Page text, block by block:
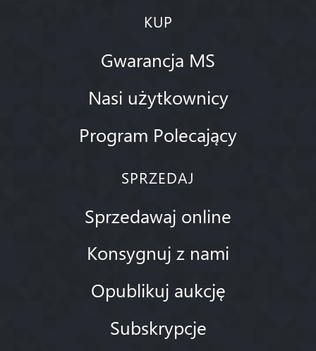
KUP
Gwarancja MS
Nasi użytkownicy
Program Polecający
SPRZEDAJ
Sprzedawaj online
Konsygnuj z nami
Opublikuj aukcję
Subskrypcje